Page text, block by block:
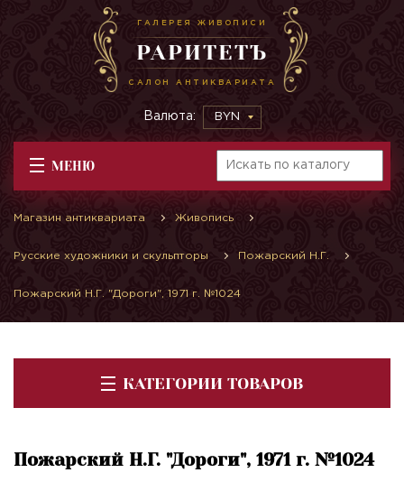
ГАЛЕРЕЯ ЖИВОПИСИ
РАРИТЕТЪ
САЛОН АНТИКВАРИАТА
Валюта: BYN
МЕНЮ
Магазин антиквариата Живопись
Русские художники и скульпторы Пожарский Н.Г.
Пожарский Н.Г. "Дороги", 1971 г. №1024
КАТЕГОРИИ ТОВАРОВ
Пожарский Н.Г. "Дороги", 1971 г. №1024